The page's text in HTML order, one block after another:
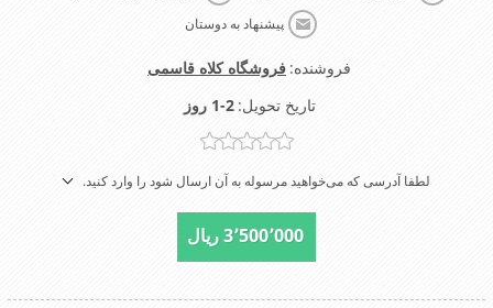
پیشنهاد به دوستان
فروشنده: فروشگاه کلاه قاسمی
تاریخ تحویل: 1-2 روز
لطفا آدرسی که می‌خواهید مرسوله به آن ارسال شود را وارد کنید.
3٬500٬000 ریال